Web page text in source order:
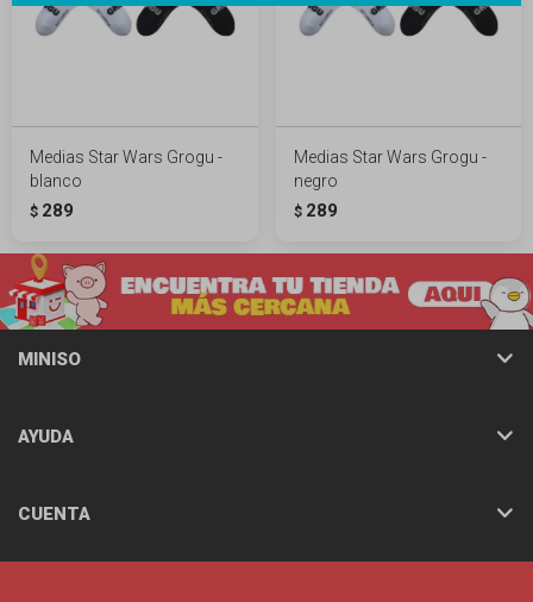
Medias Star Wars Grogu -
blanco
$ 289
Medias Star Wars Grogu -
negro
$ 289
MINISO
AYUDA
CUENTA